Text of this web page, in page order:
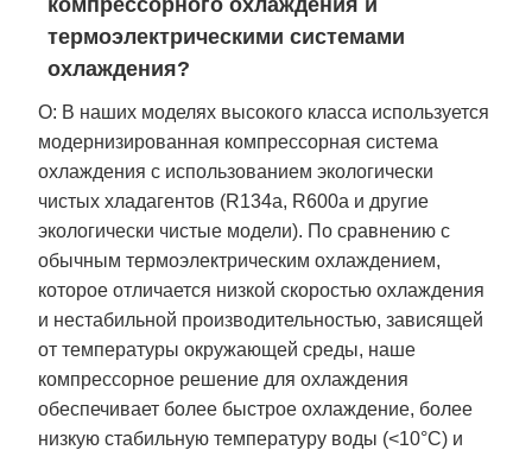
термоэлектрическими системами
охлаждения?
О: В наших моделях высокого класса используется
модернизированная компрессорная система
охлаждения с использованием экологически
чистых хладагентов (R134a, R600a и другие
экологически чистые модели). По сравнению с
обычным термоэлектрическим охлаждением,
которое отличается низкой скоростью охлаждения
и нестабильной производительностью, зависящей
от температуры окружающей среды, наше
компрессорное решение для охлаждения
обеспечивает более быстрое охлаждение, более
низкую стабильную температуру воды (<10°C) и